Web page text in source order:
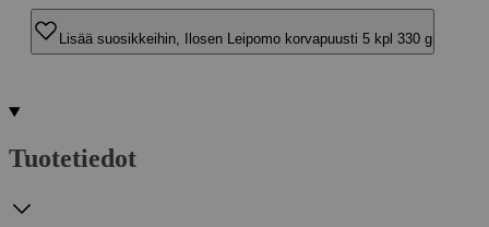
Lisää suosikkeihin, Ilosen Leipomo korvapuusti 5 kpl 330 g
Tuotetiedot